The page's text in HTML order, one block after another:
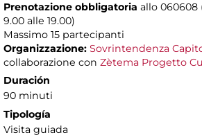
Prenotazione obbligatoria allo
9.00 alle 19.00)
Massimo 15 partecipanti
Organizzazione: Sovrintendenza
collaborazione con Zètema Progetto
Duración
90 minuti
Tipología
Visita guiada